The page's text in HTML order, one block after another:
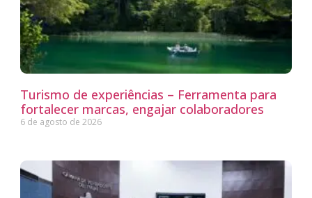
Turismo de experiências – Ferramenta para
fortalecer marcas, engajar colaboradores
6 de agosto de 2026